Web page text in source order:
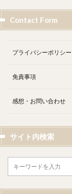
Contact Form
プライバシーポリシー
免責事項
感想・お問い合わせ
サイト内検索